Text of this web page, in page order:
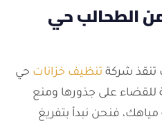
الطحالب حي
تنقذ شركة تنظيف خزانات حي
للقضاء على جذورها ومنع
فنحن نبدأ بتفريغ